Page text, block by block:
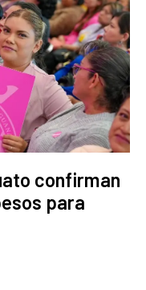
confirman
para